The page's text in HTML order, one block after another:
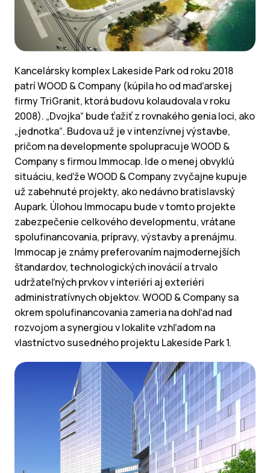
Kancelársky komplex Lakeside Park od roku 2018
patrí WOOD & Company (kúpila ho od maďarskej
firmy TriGranit, ktorá budovu kolaudovala v roku
2008). „Dvojka“ bude ťažiť z rovnakého genia loci, ako
„jednotka“. Budova už je v intenzívnej výstavbe,
pričom na developmente spolupracuje WOOD &
Company s firmou Immocap. Ide o menej obvyklú
situáciu, keďže WOOD & Company zvyčajne kupuje
už zabehnuté projekty, ako nedávno bratislavský
Aupark. Úlohou Immocapu bude v tomto projekte
zabezpečenie celkového developmentu, vrátane
spolufinancovania, prípravy, výstavby a prenájmu.
Immocap je známy preferovaním najmodernejších
štandardov, technologických inovácií a trvalo
udržateľných prvkov v interiéri aj exteriéri
administratívnych objektov. WOOD & Company sa
okrem spolufinancovania zameria na dohľad nad
rozvojom a synergiou v lokalite vzhľadom na
vlastníctvo susedného projektu Lakeside Park 1.